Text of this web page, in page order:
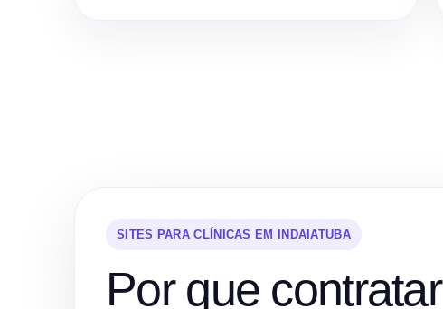
SITES PARA CLÍNICAS EM INDAIATUBA
Por que contratar